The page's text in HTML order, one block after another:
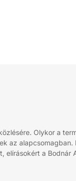
Olykor a
az
a Bodnár